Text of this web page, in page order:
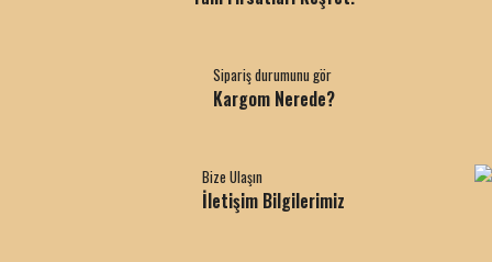
Sipariş durumunu gör
Kargom Nerede?
Bize Ulaşın
İletişim Bilgilerimiz